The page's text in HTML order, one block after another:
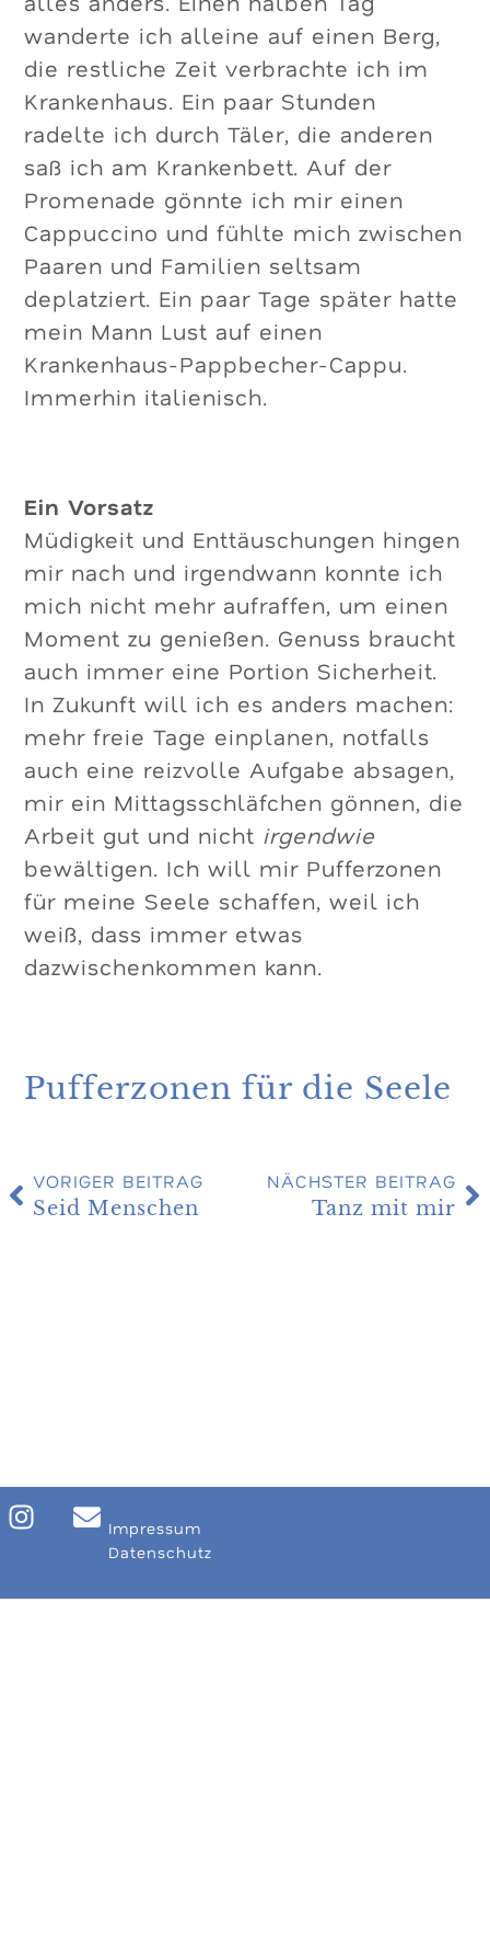
wanderte ich alleine auf einen Berg,
die restliche Zeit verbrachte ich im
Krankenhaus. Ein paar Stunden
radelte ich durch Täler, die anderen
saß ich am Krankenbett. Auf der
Promenade gönnte ich mir einen
Cappuccino und fühlte mich zwischen
Paaren und Familien seltsam
deplatziert. Ein paar Tage später hatte
mein Mann Lust auf einen
Krankenhaus-Pappbecher-Cappu.
Immerhin italienisch.
Ein Vorsatz
Müdigkeit und Enttäuschungen hingen
mir nach und irgendwann konnte ich
mich nicht mehr aufraffen, um einen
Moment zu genießen. Genuss braucht
auch immer eine Portion Sicherheit.
In Zukunft will ich es anders machen:
mehr freie Tage einplanen, notfalls
auch eine reizvolle Aufgabe absagen,
mir ein Mittagsschläfchen gönnen, die
Arbeit gut und nicht irgendwie
bewältigen. Ich will mir Pufferzonen
für meine Seele schaffen, weil ich
weiß, dass immer etwas
dazwischenkommen kann.
Pufferzonen für die Seele
VORIGER BEITRAG
Seid Menschen
NÄCHSTER BEITRAG
Tanz mit mir
Impressum
Datenschutz